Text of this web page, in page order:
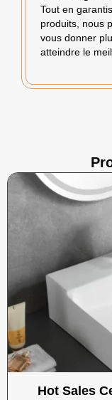
Tout en
produits, nous
vous donner
atteindre le
Hot Sales